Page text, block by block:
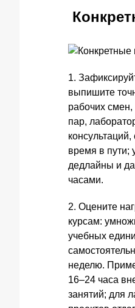
1.
выпишите
рабочих
пар,
время в пути;
дедлайны и
часами.
2. Оцените
курсам:
учебных
неделю.
16–24 часа
занятий; для